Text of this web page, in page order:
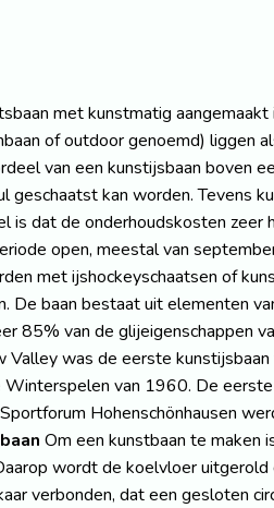
met kunstmatig aangemaakt
of outdoor genoemd) liggen
van een kunstijsbaan boven
geschaatst kan worden. Tevens
is dat de onderhoudskosten zeer
open, meestal van
met ijshockeyschaatsen of
De baan bestaat uit elementen
85% van de glijeigenschappen
Valley was de eerste
van 1960. De
Hohenschönhausen
Om een kunstbaan te maken
wordt de koelvloer
verbonden, dat een gesloten